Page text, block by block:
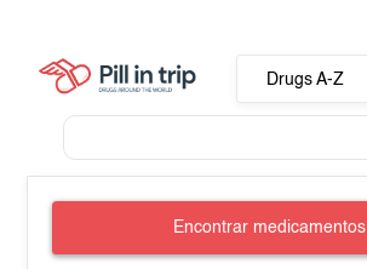
Drugs A-Z
Encontrar medicamentos